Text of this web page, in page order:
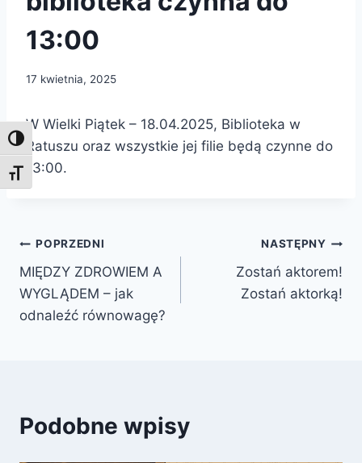
Toggle High Contrast
Toggle Font size
13:00
17 kwietnia, 2025
W Wielki Piątek – 18.04.2025, Biblioteka w
Ratuszu oraz wszystkie jej filie będą czynne do
13:00.
Nawigacja
wpisu
POPRZEDNI
MIĘDZY ZDROWIEM A
WYGLĄDEM – jak
odnaleźć równowagę?
NASTĘPNY
Zostań aktorem!
Zostań aktorką!
Podobne wpisy